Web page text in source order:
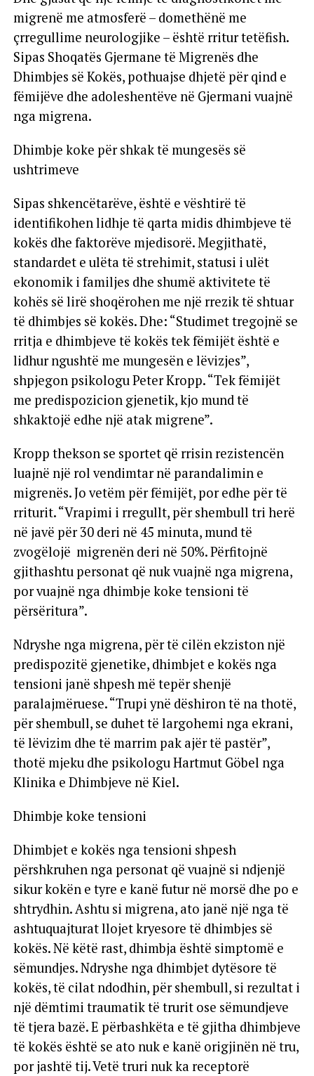
migrenë me atmosferë – domethënë me
çrregullime neurologjike – është rritur tetëfish.
Sipas Shoqatës Gjermane të Migrenës dhe
Dhimbjes së Kokës, pothuajse dhjetë për qind e
fëmijëve dhe adoleshentëve në Gjermani vuajnë
nga migrena.
Dhimbje koke për shkak të mungesës së
ushtrimeve
Sipas shkencëtarëve, është e vështirë të
identifikohen lidhje të qarta midis dhimbjeve të
kokës dhe faktorëve mjedisorë. Megjithatë,
standardet e ulëta të strehimit, statusi i ulët
ekonomik i familjes dhe shumë aktivitete të
kohës së lirë shoqërohen me një rrezik të shtuar
të dhimbjes së kokës. Dhe: “Studimet tregojnë se
rritja e dhimbjeve të kokës tek fëmijët është e
lidhur ngushtë me mungesën e lëvizjes”,
shpjegon psikologu Peter Kropp. “Tek fëmijët
me predispozicion gjenetik, kjo mund të
shkaktojë edhe një atak migrene”.
Kropp thekson se sportet që rrisin rezistencën
luajnë një rol vendimtar në parandalimin e
migrenës. Jo vetëm për fëmijët, por edhe për të
rriturit. “Vrapimi i rregullt, për shembull tri herë
në javë për 30 deri në 45 minuta, mund të
zvogëlojë migrenën deri në 50%. Përfitojnë
gjithashtu personat që nuk vuajnë nga migrena,
por vuajnë nga dhimbje koke tensioni të
përsëritura”.
Ndryshe nga migrena, për të cilën ekziston një
predispozitë gjenetike, dhimbjet e kokës nga
tensioni janë shpesh më tepër shenjë
paralajmëruese. “Trupi ynë dëshiron të na thotë,
për shembull, se duhet të largohemi nga ekrani,
të lëvizim dhe të marrim pak ajër të pastër”,
thotë mjeku dhe psikologu Hartmut Göbel nga
Klinika e Dhimbjeve në Kiel.
Dhimbje koke tensioni
Dhimbjet e kokës nga tensioni shpesh
përshkruhen nga personat që vuajnë si ndjenjë
sikur kokën e tyre e kanë futur në morsë dhe po e
shtrydhin. Ashtu si migrena, ato janë një nga të
ashtuquajturat llojet kryesore të dhimbjes së
kokës. Në këtë rast, dhimbja është simptomë e
sëmundjes. Ndryshe nga dhimbjet dytësore të
kokës, të cilat ndodhin, për shembull, si rezultat i
një dëmtimi traumatik të trurit ose sëmundjeve
të tjera bazë. E përbashkëta e të gjitha dhimbjeve
të kokës është se ato nuk e kanë origjinën në tru,
por jashtë tij. Vetë truri nuk ka receptorë